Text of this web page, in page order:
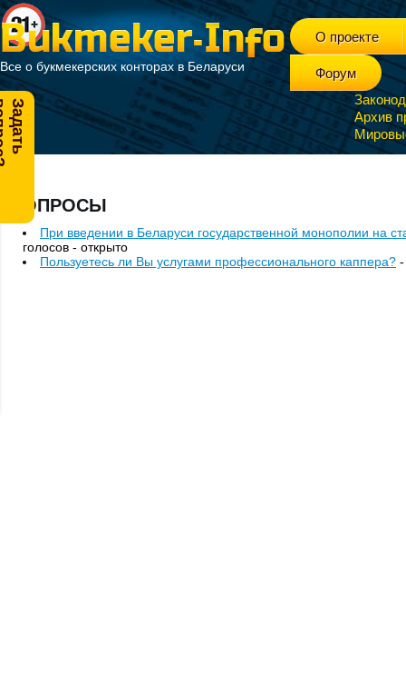
З
а
д
а
т
ь
в
о
п
р
о
с
Все о букмекерских конторах в Беларуси
О проекте
Форум
Архив
ОПРОСЫ
При введении в Беларуси государственной монополии на
голосов - открыто
Пользуетесь ли Вы услугами профессионального каппера? -